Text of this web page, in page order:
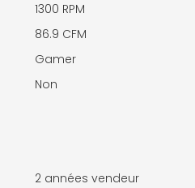
1300 RPM
86.9 CFM
Gamer
Non
2 années vendeur